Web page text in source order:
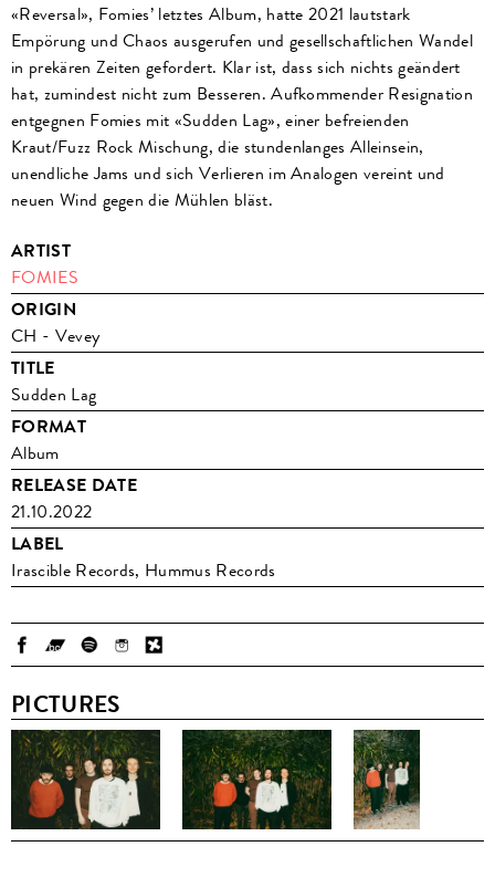
«Reversal», Fomies’ letztes Album, hatte 2021 lautstark
Empörung und Chaos ausgerufen und gesellschaftlichen Wandel
in prekären Zeiten gefordert. Klar ist, dass sich nichts geändert
hat, zumindest nicht zum Besseren. Aufkommender Resignation
entgegnen Fomies mit «Sudden Lag», einer befreienden
Kraut/Fuzz Rock Mischung, die stundenlanges Alleinsein,
unendliche Jams und sich Verlieren im Analogen vereint und
neuen Wind gegen die Mühlen bläst.
ARTIST
FOMIES
ORIGIN
CH - Vevey
TITLE
Sudden Lag
FORMAT
Album
RELEASE DATE
21.10.2022
LABEL
Irascible Records, Hummus Records
PICTURES